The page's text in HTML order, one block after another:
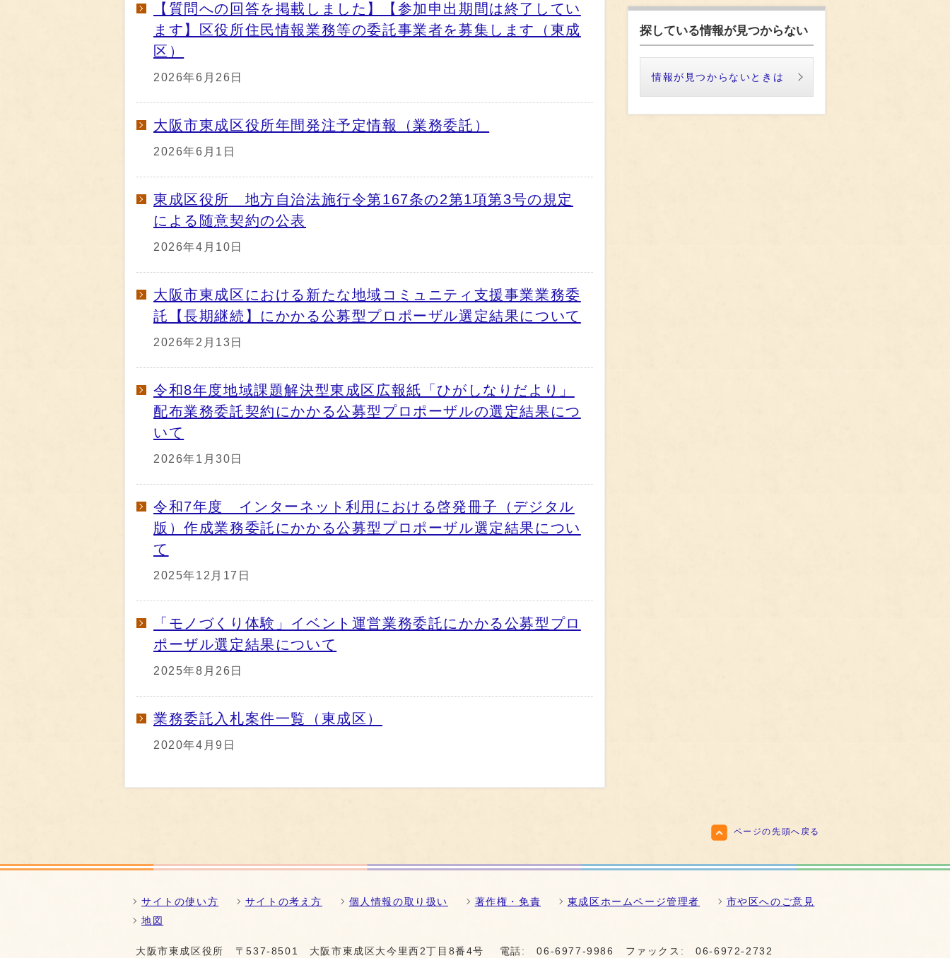
【質問への回答を掲載しました】【参加申出期間は終了してい
ます】区役所住民情報業務等の委託事業者を募集します（東成
区）
2026年6月26日
大阪市東成区役所年間発注予定情報（業務委託）
2026年6月1日
東成区役所 地方自治法施行令第167条の2第1項第3号の規定
による随意契約の公表
2026年4月10日
大阪市東成区における新たな地域コミュニティ支援事業業務委
託【長期継続】にかかる公募型プロポーザル選定結果について
2026年2月13日
令和8年度地域課題解決型東成区広報紙「ひがしなりだより」
配布業務委託契約にかかる公募型プロポーザルの選定結果につ
いて
2026年1月30日
令和7年度 インターネット利用における啓発冊子（デジタル
版）作成業務委託にかかる公募型プロポーザル選定結果につい
て
2025年12月17日
「モノづくり体験」イベント運営業務委託にかかる公募型プロ
ポーザル選定結果について
2025年8月26日
業務委託入札案件一覧（東成区）
2020年4月9日
探している情報が見つからない
情報が見つからないときは
ページの先頭へ戻る
サイトの使い方 サイトの考え方 個人情報の取り扱い 著作権・免責 東成区ホームページ管理者
市や区へのご意見
地図
大阪市東成区役所 〒537-8501 大阪市東成区大今里西2丁目8番4号 電話: 06-6977-9986 ファックス: 06-6972-2732